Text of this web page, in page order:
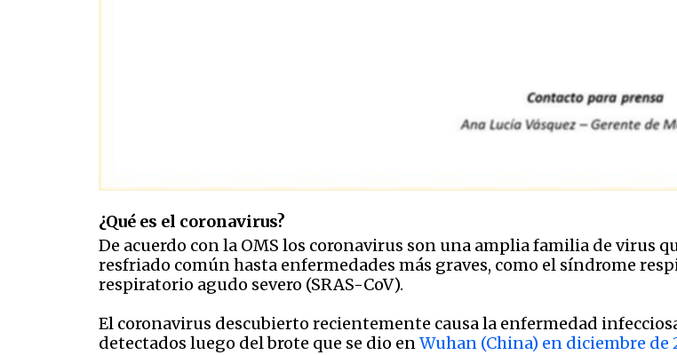
¿Qué es el coronavirus?
De acuerdo con la OMS los coronavirus son una amplia familia de virus
resfriado común hasta enfermedades más graves, como el síndrome
respiratorio agudo severo (SRAS-CoV).
El coronavirus descubierto recientemente causa la enfermedad
detectados luego del brote que se dio enWuhan (China) en diciembre de